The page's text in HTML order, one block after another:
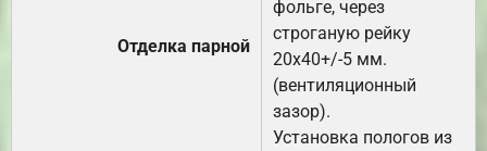
Отделка парной
фольге, через
строганую рейку
20х40+/-5 мм.
(вентиляционный
зазор).
Установка пологов из